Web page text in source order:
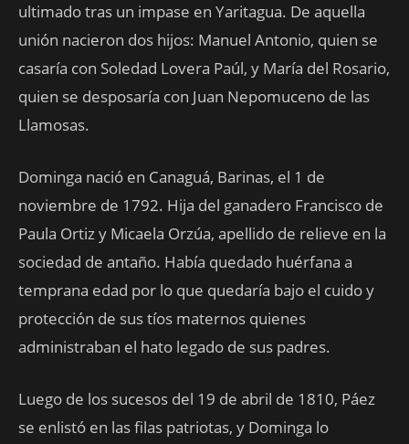
ultimado tras un impase en Yaritagua. De aquella
unión nacieron dos hijos: Manuel Antonio, quien se
casaría con Soledad Lovera Paúl, y María del Rosario,
quien se desposaría con Juan Nepomuceno de las
Llamosas.
Dominga nació en Canaguá, Barinas, el 1 de
noviembre de 1792. Hija del ganadero Francisco de
Paula Ortiz y Micaela Orzúa, apellido de relieve en la
sociedad de antaño. Había quedado huérfana a
temprana edad por lo que quedaría bajo el cuido y
protección de sus tíos maternos quienes
administraban el hato legado de sus padres.
Luego de los sucesos del 19 de abril de 1810, Páez
se enlistó en las filas patriotas, y Dominga lo